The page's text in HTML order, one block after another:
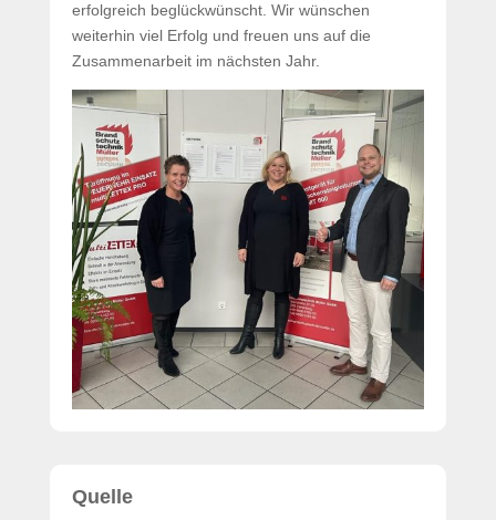
erfolgreich beglückwünscht. Wir wünschen
weiterhin viel Erfolg und freuen uns auf die
Zusammenarbeit im nächsten Jahr.
Quelle